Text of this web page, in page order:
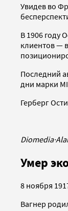
Увидев во
В 1906 году
клиентов —
Последний
дни марки
Герберг
Diomedia·
Умер
8 ноября
Вагнер